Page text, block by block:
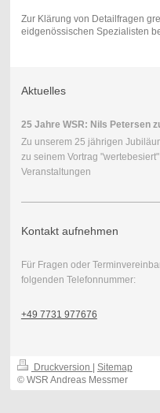
Zur Klärung von Detailfragen
eidgenössischen Spezialisten
Aktuelles
25 Jahre WSR: Nils Petersen
Zu unserem 25 jährigen
zu seinem Vortrag
Veranstaltungen
Kontakt aufnehmen
Für Fragen oder
folgenden Telefonnummer:
+49 7731 977676
Druckversion
Sitemap
© WSR Andreas Messmer